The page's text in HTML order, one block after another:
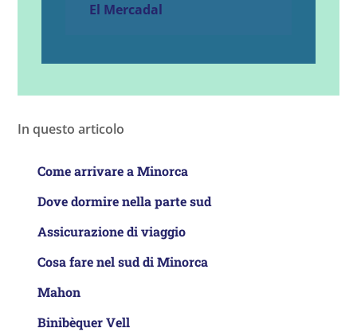
El Mercadal
In questo articolo
Come arrivare a Minorca
Dove dormire nella parte sud
Assicurazione di viaggio
Cosa fare nel sud di Minorca
Mahon
Binibèquer Vell